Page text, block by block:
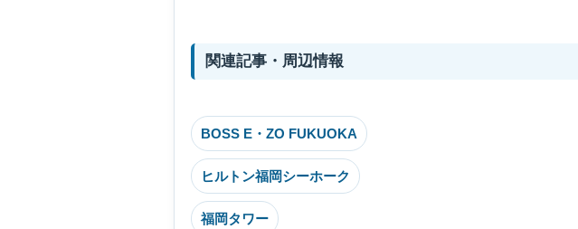
関連記事・周辺情報
BOSS E・ZO FUKUOKA
ヒルトン福岡シーホーク
福岡タワー